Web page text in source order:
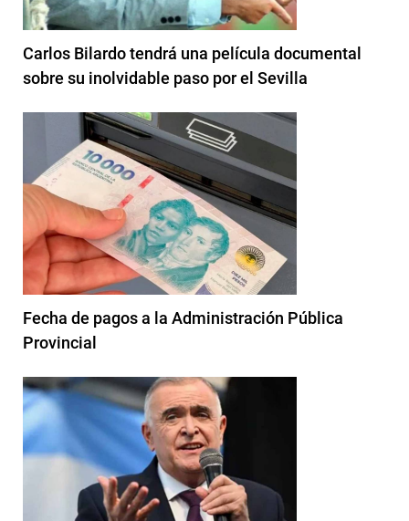
Carlos Bilardo tendrá una película documental
sobre su inolvidable paso por el Sevilla
Fecha de pagos a la Administración Pública
Provincial